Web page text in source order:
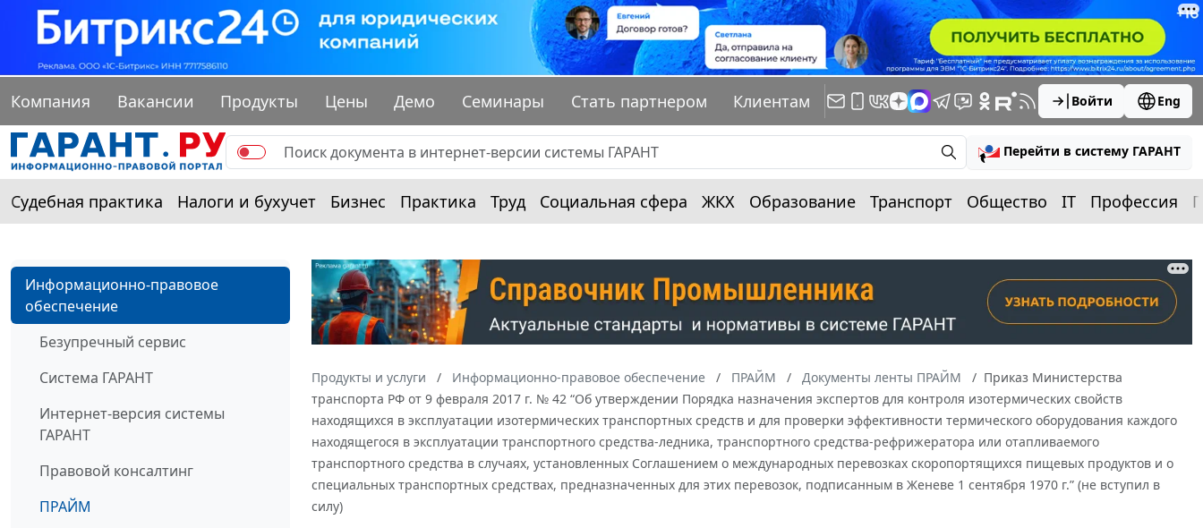
Компания Вакансии Продукты Цены Демо Семинары Стать партнером Клиентам Войти Eng
Перейти в систему ГАРАНТ
Судебная практика Налоги и бухучет Бизнес Практика Труд Социальная сфера ЖКХ Образование Транспорт Общество IT Профессия
Информационно-правовое
обеспечение
Безупречный сервис
Система ГАРАНТ
Интернет-версия системы
ГАРАНТ
Правовой консалтинг
ПРАЙМ
Продукты и услуги Информационно-правовое обеспечение ПРАЙМ Документы ленты ПРАЙМ
Приказ Министерства
транспорта РФ от 9 февраля 2017 г. № 42 “Об утверждении Порядка назначения экспертов для контроля изотермических свойств
находящихся в эксплуатации изотермических транспортных средств и для проверки эффективности термического оборудования каждого
находящегося в эксплуатации транспортного средства-ледника, транспортного средства-рефрижератора или отапливаемого
транспортного средства в случаях, установленных Соглашением о международных перевозках скоропортящихся пищевых продуктов и о
специальных транспортных средствах, предназначенных для этих перевозок, подписанным в Женеве 1 сентября 1970 г.” (не вступил в
силу)